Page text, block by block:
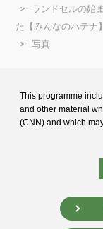
ランドセルの始
た【みんなのハテナ】
写真
This programme
and other material
(CNN) and which